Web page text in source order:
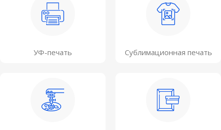
УФ-печать Сублимационная печать